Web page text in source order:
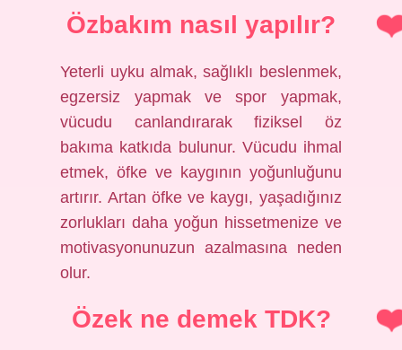
Özbakım nasıl yapılır?
Yeterli uyku almak, sağlıklı beslenmek,
egzersiz yapmak ve spor yapmak,
vücudu canlandırarak fiziksel öz
bakıma katkıda bulunur. Vücudu ihmal
etmek, öfke ve kaygının yoğunluğunu
artırır. Artan öfke ve kaygı, yaşadığınız
zorlukları daha yoğun hissetmenize ve
motivasyonunuzun azalmasına neden
olur.
Özek ne demek TDK?